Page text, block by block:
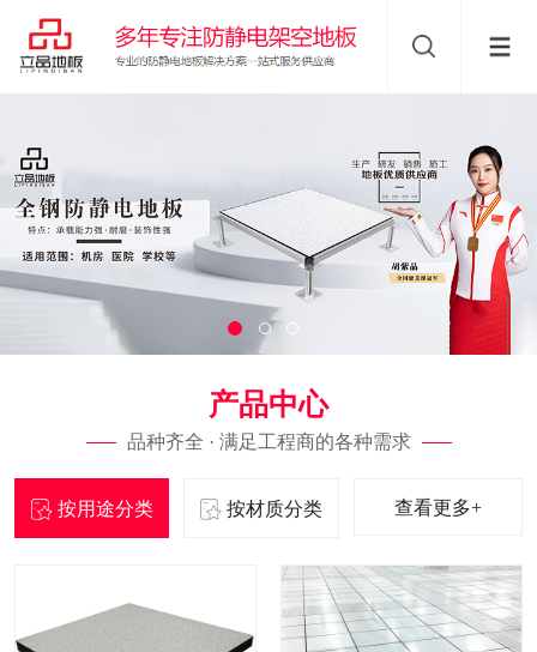
产品中心
品种齐全 · 满足工程商的各种需求
按用途分类 按材质分类 查看更多+